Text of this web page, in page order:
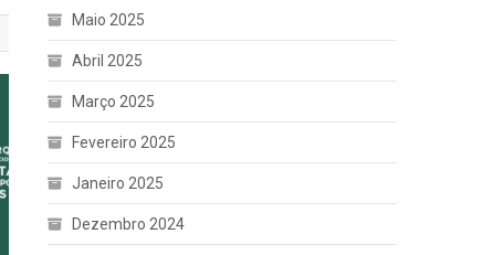
Maio 2025
Abril 2025
Março 2025
Fevereiro 2025
Janeiro 2025
Dezembro 2024